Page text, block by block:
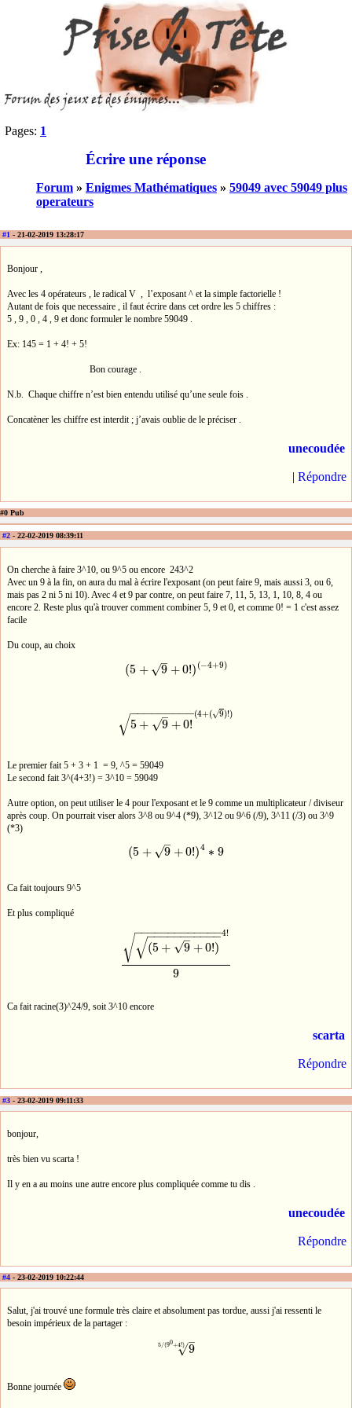
Pages: 1
Écrire une réponse
Forum » Enigmes Mathématiques » 59049 avec 59049 plus
operateurs
#1 - 21-02-2019 13:28:17
Bonjour ,
Avec les 4 opérateurs , le radical V , l’exposant ^ et la simple factorielle !
Autant de fois que necessaire , il faut écrire dans cet ordre les 5 chiffres :
5 , 9 , 0 , 4 , 9 et donc formuler le nombre 59049 .
Ex: 145 = 1 + 4! + 5!
Bon courage .
N.b. Chaque chiffre n’est bien entendu utilisé qu’une seule fois .
Concatèner les chiffre est interdit ; j’avais oublie de le préciser .
unecoudée
| Répondre
#0 Pub
#2 - 22-02-2019 08:39:11
On cherche à faire 3^10, ou 9^5 ou encore 243^2
Avec un 9 à la fin, on aura du mal à écrire l'exposant (on peut faire 9, mais aussi 3, ou 6,
mais pas 2 ni 5 ni 10). Avec 4 et 9 par contre, on peut faire 7, 11, 5, 13, 1, 10, 8, 4 ou
encore 2. Reste plus qu'à trouver comment combiner 5, 9 et 0, et comme 0! = 1 c'est assez
facile
Du coup, au choix
(5 + 9
–
√ +0!) (−4+9)
(5+9+ 0!)(−4 +9
5 + 9
–
√ +0!
− −
−−−−−−−
√ (4+( 9
√ )!)
5 +9+0 !(4 +(9
Le premier fait 5 + 3 + 1 = 9, ^5 = 59049
Le second fait 3^(4+3!) = 3^10 = 59049
Autre option, on peut utiliser le 4 pour l'exposant et le 9 comme un multiplicateur / diviseur
après coup. On pourrait viser alors 3^8 ou 9^4 (*9), 3^12 ou 9^6 (/9), 3^11 (/3) ou 3^9
(*3)
(5 + 9
–
√ +0!)4 ∗ 9
( 5+9+ 0!) 4∗9
Ca fait toujours 9^5
Et plus compliqué
(5 + 9
–
√ +0!)
− −
−−−−−−−−−
√
− −
−−−−−−−−−−−
√ 4!
9
(5+9+0!)4!9
Ca fait racine(3)^24/9, soit 3^10 encore
scarta
Répondre
#3 - 23-02-2019 09:11:33
bonjour,
très bien vu scarta !
Il y en a au moins une autre encore plus compliquée comme tu dis .
unecoudée
Répondre
#4 - 23-02-2019 10:22:44
Salut, j'ai trouvé une formule très claire et absolument pas tordue, aussi j'ai ressenti le
besoin impérieux de la partager :
9
–
√
5/(90+4!)
95/ 9 0+4!
Bonne journée